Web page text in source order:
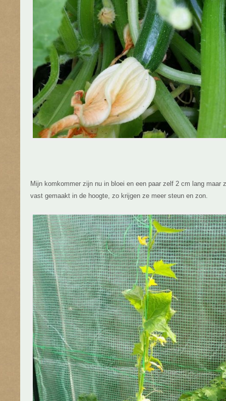
Mijn komkommer zijn nu in bloei en een paar zelf 2 cm lang maar
vast gemaakt in de hoogte, zo krijgen ze meer steun en zon.